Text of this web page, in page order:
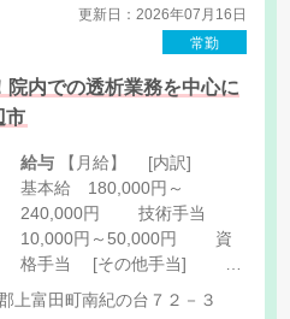
更新日：2026年07月16日
常勤
内での透析業務を中心に
市
給与
基本給 180,000円～
240,000円 技術手当
10,000円～50,000円 資
格手当 [その他手当] 家
族手当
上富田町南紀の台７２－３